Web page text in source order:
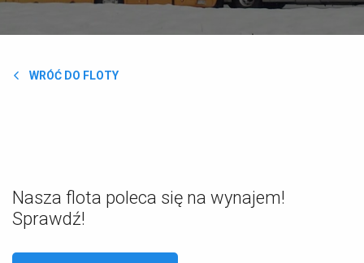
WRÓĆ DO FLOTY
Nasza flota poleca się na wynajem!
Sprawdź!